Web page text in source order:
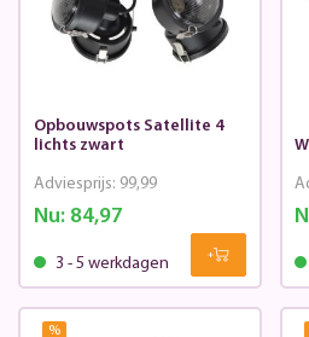
Opbouwspots Satellite 4
lichts zwart
Nu:84,97
Adviesprijs: 99,99
3 - 5 werkdagen
%